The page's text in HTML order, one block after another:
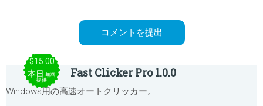
$15.00
本日 無料
提供
Fast Clicker Pro 1.0.0
Windows用の高速オートクリッカー。